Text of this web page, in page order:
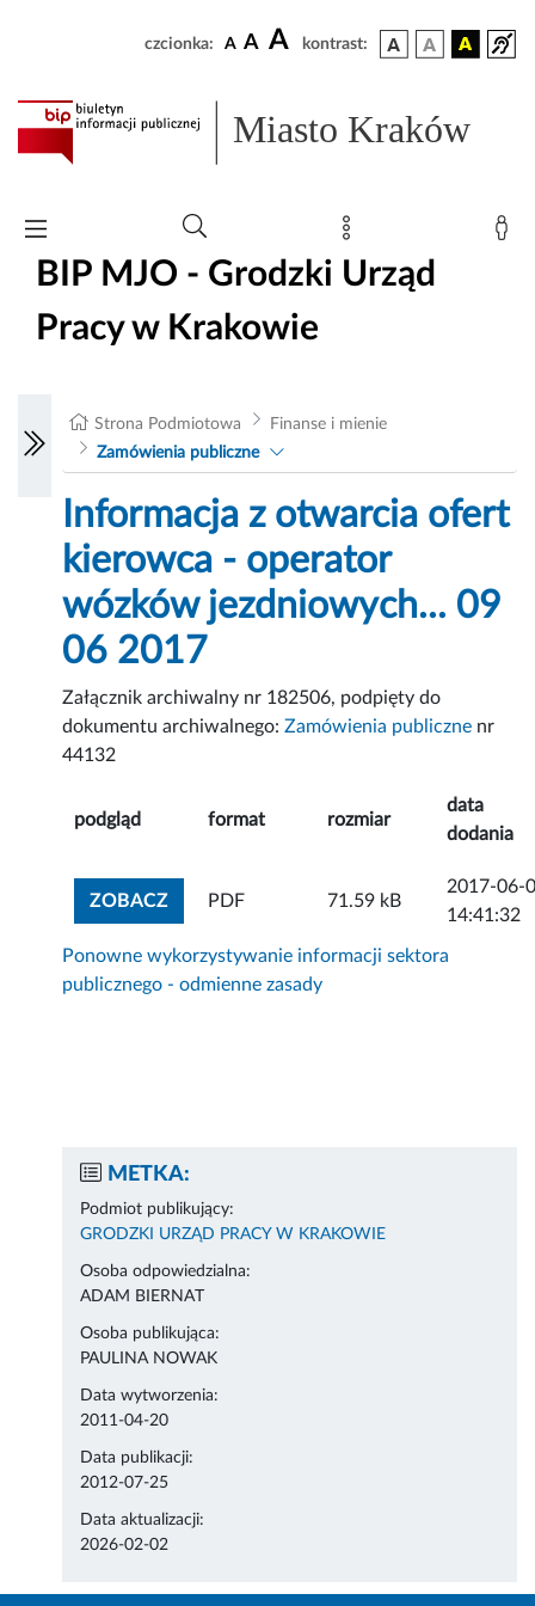
czcionka: A A A kontrast:
Miasto Kraków
BIP MJO - Grodzki Urząd
Pracy w Krakowie
Strona Podmiotowa
Finanse i mienie
Zamówienia publiczne
Informacja z otwarcia ofert
kierowca - operator
wózków jezdniowych... 09
06 2017
Załącznik archiwalny nr 182506, podpięty do
dokumentu archiwalnego:Zamówienia publiczne nr
44132
podgląd format rozmiar
data
dodania
ZOBACZZOBACZ ZAŁĄCZNIK
PDF 71.59 kB
2017-06-
14:41:32
Ponowne wykorzystywanie informacji sektora
publicznego - odmienne zasady
METKA:
Podmiot publikujący:
GRODZKI URZĄD PRACY W KRAKOWIE
Osoba odpowiedzialna:
ADAM BIERNAT
Osoba publikująca:
PAULINA NOWAK
Data wytworzenia:
2011-04-20
Data publikacji:
2012-07-25
Data aktualizacji:
2026-02-02